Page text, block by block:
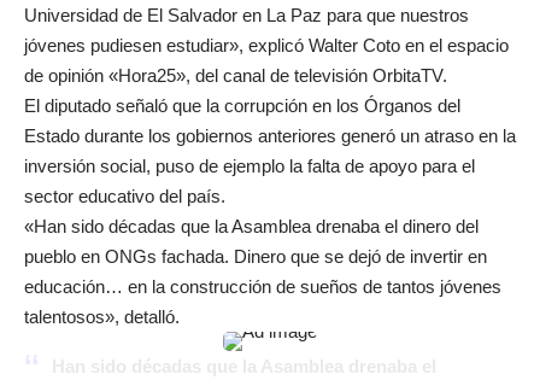
Universidad de El Salvador en La Paz para que nuestros
jóvenes pudiesen estudiar», explicó Walter Coto en el espacio
de opinión «Hora25», del canal de televisión OrbitaTV.
El diputado señaló que la corrupción en los Órganos del
Estado durante los gobiernos anteriores generó un atraso en la
inversión social, puso de ejemplo la falta de apoyo para el
sector educativo del país.
«Han sido décadas que la Asamblea drenaba el dinero del
pueblo en ONGs fachada. Dinero que se dejó de invertir en
educación… en la construcción de sueños de tantos jóvenes
talentosos», detalló.